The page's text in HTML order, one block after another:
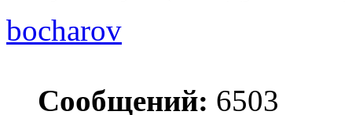
bocharov
Сообщений: 6503